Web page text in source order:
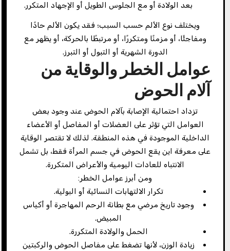
بعد الولادة أو مع الجلوس الطويل أو الإجهاد المتكرر.
ويختلف نوع الألم حسب السبب؛ فقد يكون الألم حادًا
ومفاجئًا، أو مزمنًا ومتكررًا، أو مرتبطًا بالحركة، أو يظهر مع
الدورة الشهرية أو التبول أو التبرز.
عوامل الخطر والوقاية من
آلام الحوض
تزداد احتمالية الإصابة بآلام الحوض عند وجود بعض
العوامل التي تؤثر على العضلات أو المفاصل أو الأعضاء
الداخلية الموجودة في هذه المنطقة. لذلك لا تقتصر الوقاية
على معرفة اين يقع الحوض في جسم المرأة فقط، بل تشمل
الانتباه للعادات اليومية والأعراض المتكررة.
ومن أبرز عوامل الخطر:
تكرار الالتهابات النسائية أو البولية.
وجود تاريخ مرضي مع بطانة الرحم المهاجرة أو أكياس
المبيض.
الحمل والولادة المتكررة.
زيادة الوزن، لأنها تضغط على مفاصل الحوض والركبتين